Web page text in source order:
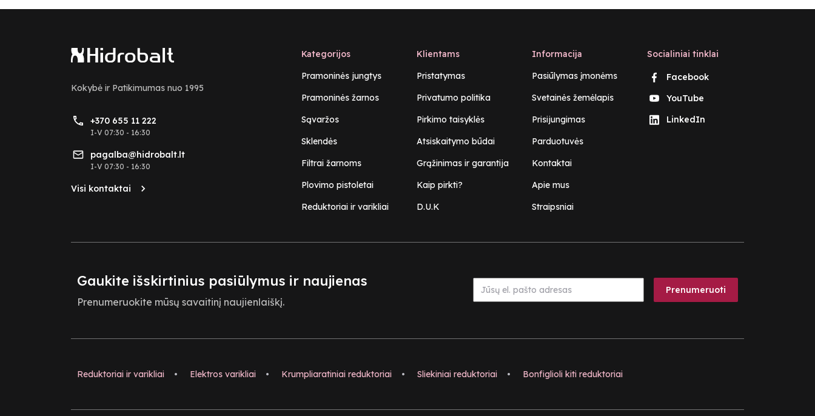
Kokybė ir Patikimumas nuo 1995
+370 655 11 222
I-V 07:30 - 16:30
pagalba@hidrobalt.lt
I-V 07:30 - 16:30
Visi kontaktai
Kategorijos
Pramoninės jungtys
Pramoninės žarnos
Sąvaržos
Sklendės
Filtrai žarnoms
Plovimo pistoletai
Reduktoriai ir varikliai
Klientams
Pristatymas
Privatumo politika
Pirkimo taisyklės
Atsiskaitymo būdai
Grąžinimas ir garantija
Kaip pirkti?
D.U.K
Informacija
Pasiūlymas įmonėms
Svetainės žemėlapis
Prisijungimas
Parduotuvės
Kontaktai
Apie mus
Straipsniai
Socialiniai tinklai
Facebook
YouTube
LinkedIn
Gaukite išskirtinius pasiūlymus ir naujienas
Prenumeruokite mūsų savaitinį naujienlaiškį.
Reduktoriai ir varikliai • Elektros varikliai • Krumpliaratiniai reduktoriai • Sliekiniai reduktoriai • Bonfiglioli kiti reduktoriai